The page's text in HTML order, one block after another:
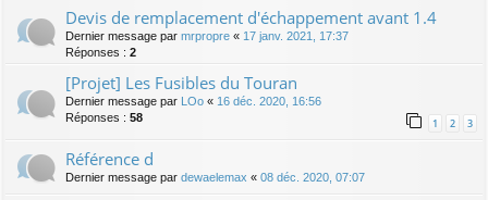
Devis de remplacement d'échappement avant 1.4
Dernier message par mrpropre « 17 janv. 2021, 17:37
Réponses : 2
[Projet] Les Fusibles du Touran
Dernier message par LOo « 16 déc. 2020, 16:56
Réponses : 58 1 2 3
Référence d
Dernier message par dewaelemax « 08 déc. 2020, 07:07